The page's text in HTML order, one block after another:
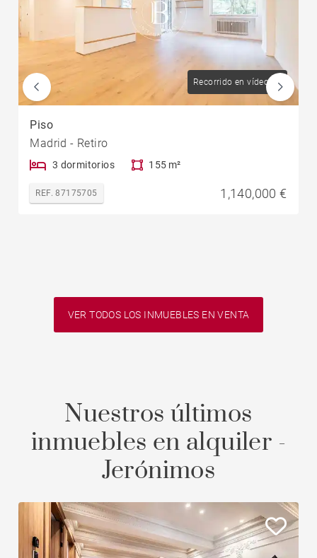
Recorrido en vídeo
Piso
Madrid - Retiro
3 dormitorios 155 m²
REF. 87175705 1,140,000 €
VER TODOS LOS INMUEBLES EN VENTA
Nuestros últimos
inmuebles en alquiler -
Jerónimos